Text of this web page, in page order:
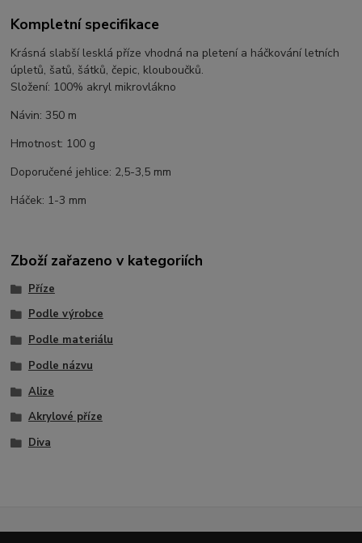
Kompletní specifikace
Krásná slabší lesklá příze vhodná na pletení a háčkování letních
úpletů, šatů, šátků, čepic, klouboučků.
Složení: 100% akryl mikrovlákno
Návin: 350 m
Hmotnost: 100 g
Doporučené jehlice: 2,5-3,5 mm
Háček: 1-3 mm
Zboží zařazeno v kategoriích
Příze
Podle výrobce
Podle materiálu
Podle názvu
Alize
Akrylové příze
Diva